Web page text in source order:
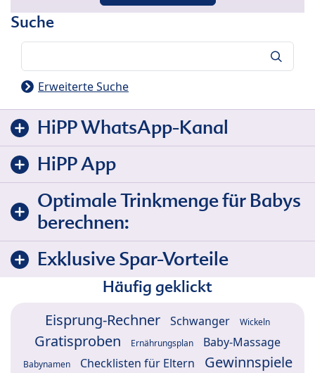
Suche
Erweiterte Suche
HiPP WhatsApp-Kanal
HiPP App
Optimale Trinkmenge für Babys
berechnen:
Exklusive Spar-Vorteile
Häufig geklickt
Eisprung-Rechner Schwanger Wickeln
Gratisproben Ernährungsplan Baby-Massage
Babynamen Checklisten für Eltern
Gewinnspiele